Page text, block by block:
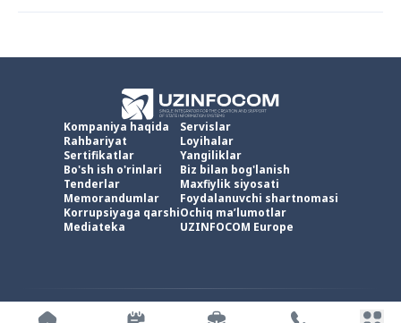
Kompaniya haqida
Rahbariyat
Sertifikatlar
Bo'sh ish o'rinlari
Tenderlar
Memorandumlar
Korrupsiyaga qarshi
Mediateka
Servislar
Loyihalar
Yangiliklar
Biz bilan bog'lanish
Maxfiylik siyosati
Foydalanuvchi shartnomasi
Ochiq ma’lumotlar
UZINFOCOM Europe
UZINFOCOM © 2002 - Barcha huquqlar himoyalangan